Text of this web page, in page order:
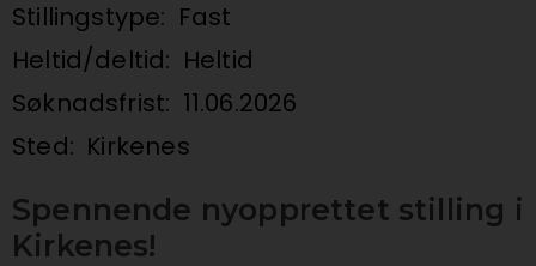
Stillingstype: Fast
Heltid/deltid: Heltid
Søknadsfrist: 11.06.2026
Sted: Kirkenes
Spennende nyopprettet stilling i
Kirkenes!